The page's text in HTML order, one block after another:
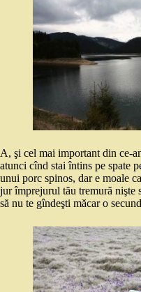
A, şi cel mai important din ce-
atunci cînd stai întins pe spate
unui porc spinos, dar e moale
jur împrejurul tău tremură nişte
să nu te gîndeşti măcar o